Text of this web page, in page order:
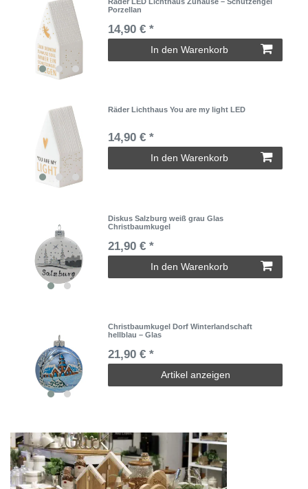
Porzellan
14,90 € *
In den Warenkorb
Räder Lichthaus You are my light LED
14,90 € *
In den Warenkorb
Diskus Salzburg weiß grau Glas
Christbaumkugel
21,90 € *
In den Warenkorb
Christbaumkugel Dorf Winterlandschaft
hellblau – Glas
21,90 € *
Artikel anzeigen